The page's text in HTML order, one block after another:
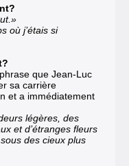
où j’étais si
que Jean-Luc
sa carrière
et a immédiatement
légères, des
et d’étranges fleurs
des cieux plus